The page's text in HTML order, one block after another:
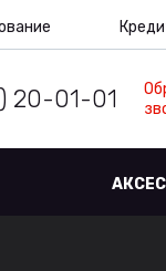
20-01-01